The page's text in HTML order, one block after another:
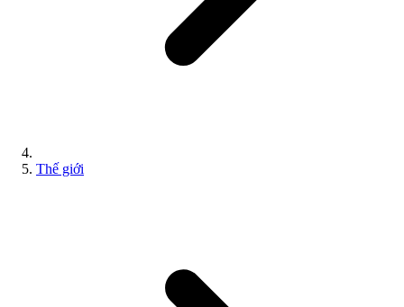
Thế giới